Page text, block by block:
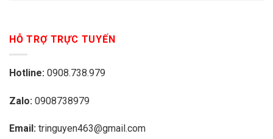
HỖ TRỢ TRỰC TUYẾN
Hotline: 0908.738.979
Zalo: 0908738979
Email: tringuyen463@gmail.com